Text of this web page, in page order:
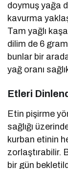
doymuş yağa
kavurma
Tam yağlı
dilim de 6
bunlar bir
yağ oranı
Etleri
Etin pişirme
sağlığı
kurban etinin
zorlaştırabilir.
bir gün